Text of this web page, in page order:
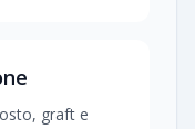
graft e